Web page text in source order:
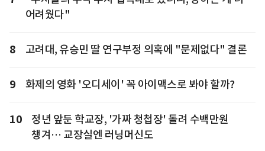
어려웠다"
8 고려대, 유승민 딸 연구부정 의혹에 "문제없다" 결론
9 화제의 영화 '오디세이' 꼭 아이맥스로 봐야 할까?
10
정년 앞둔 학교장, '가짜 청첩장' 돌려 수백만원
챙겨… 교장실엔 러닝머신도